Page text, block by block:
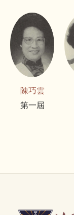
陳巧雲
第一屆